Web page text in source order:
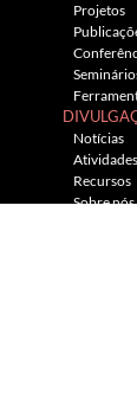
Projetos
Notícias
Atividades
Recursos
Sobre nós